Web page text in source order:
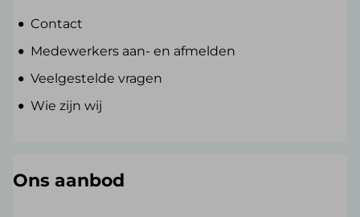
Contact
Medewerkers aan- en afmelden
Veelgestelde vragen
Wie zijn wij
Ons aanbod